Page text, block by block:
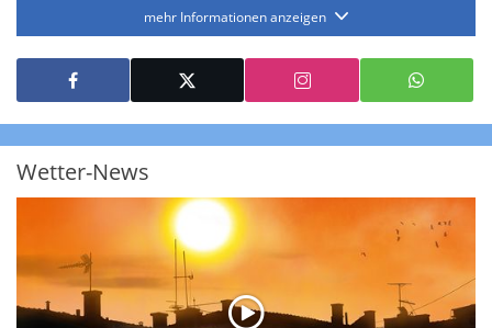
die Niederschlagsintensität. Diese bezieht sich laut offiziellen Richtlinien
jeweils auf die Niederschlagsmenge in l/m² pro Stunde Regen- bzw.
Schneefall. Die 6 Stufen sind wie folgt gegliedert: Die hellen Blautöne
symbolisieren leichte bis mäßige Regen- bzw. Schneefälle mit einer
Intensität bis 8.1 l/m² pro Stunde. Dunkelblau repräsentiert mäßige bis
starke Niederschläge bis 35 l/m² pro Stunde. Hier können bereits Gewitter
auftreten. Extreme bzw. unwetterartige Niederschlagsereignisse mit
über 150 l/m² pro Stunde an. Solche
Neben der Niederschlagsintensität kann auch die Zuggeschwindigkeit der
Niederschlagsgebiete und damit die Niederschlagsdauer abgeschätzt
werden. Neben der 5-minütigen Radaraufzeichnung gibt es eine
Niederschlagsprognose
für die nächsten 2 Stunden. So sehen Sie genau,
wann und wo in Deutschland mit Regen oder Schneefall zu rechnen ist bzw.
kennen zu jeder Zeit den genauen Verlauf einer Niederschlagsfront.
mehr Informationen anzeigen
Wetter-News